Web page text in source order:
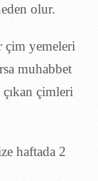
olur.
çim yemeleri
muhabbet
çimleri
haftada 2